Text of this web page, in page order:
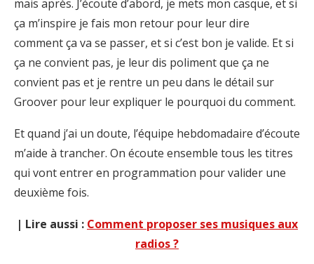
mais après. J’écoute d’abord, je mets mon casque, et si
ça m’inspire je fais mon retour pour leur dire
comment ça va se passer, et si c’est bon je valide. Et si
ça ne convient pas, je leur dis poliment que ça ne
convient pas et je rentre un peu dans le détail sur
Groover pour leur expliquer le pourquoi du comment.
Et quand j’ai un doute, l’équipe hebdomadaire d’écoute
m’aide à trancher. On écoute ensemble tous les titres
qui vont entrer en programmation pour valider une
deuxième fois.
| Lire aussi : Comment proposer ses musiques aux
radios ?